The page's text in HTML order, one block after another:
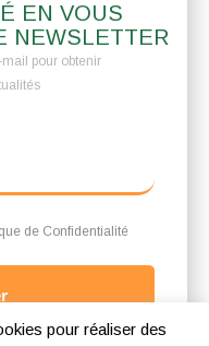
EN VOUS
NEWSLETTER
pour obtenir
de Confidentialité
pour réaliser des